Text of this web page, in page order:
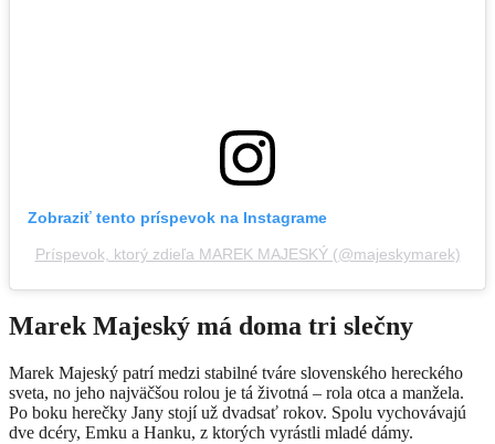
Zobraziť tento príspevok na Instagrame
Príspevok, ktorý zdieľa MAREK MAJESKÝ (@majeskymarek)
Marek Majeský má doma tri slečny
Marek Majeský patrí medzi stabilné tváre slovenského hereckého
sveta, no jeho najväčšou rolou je tá životná – rola otca a manžela.
Po boku herečky Jany stojí už dvadsať rokov. Spolu vychovávajú
dve dcéry, Emku a Hanku, z ktorých vyrástli mladé dámy.